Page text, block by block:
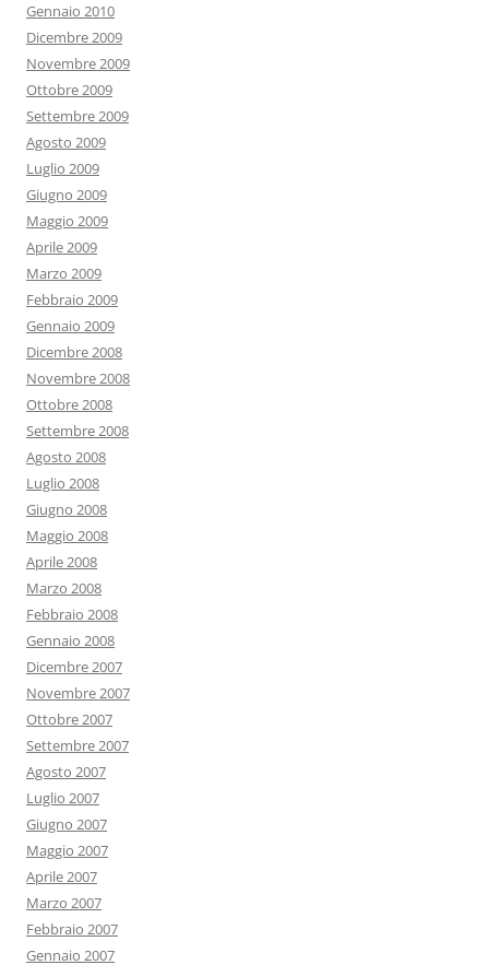
Gennaio 2010
Dicembre 2009
Novembre 2009
Ottobre 2009
Settembre 2009
Agosto 2009
Luglio 2009
Giugno 2009
Maggio 2009
Aprile 2009
Marzo 2009
Febbraio 2009
Gennaio 2009
Dicembre 2008
Novembre 2008
Ottobre 2008
Settembre 2008
Agosto 2008
Luglio 2008
Giugno 2008
Maggio 2008
Aprile 2008
Marzo 2008
Febbraio 2008
Gennaio 2008
Dicembre 2007
Novembre 2007
Ottobre 2007
Settembre 2007
Agosto 2007
Luglio 2007
Giugno 2007
Maggio 2007
Aprile 2007
Marzo 2007
Febbraio 2007
Gennaio 2007